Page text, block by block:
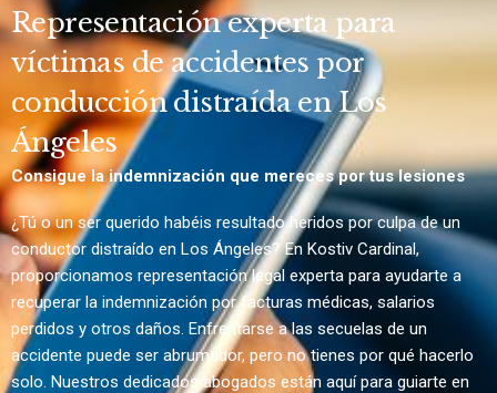
Representación experta para
víctimas de accidentes por
conducción distraída en Los
Ángeles
Consigue la indemnización que mereces por tus lesiones
¿Tú o un ser querido habéis resultado heridos por culpa de un
conductor distraído en Los Ángeles? En Kostiv Cardinal,
proporcionamos representación legal experta para ayudarte a
recuperar la indemnización por facturas médicas, salarios
perdidos y otros daños. Enfrentarse a las secuelas de un
accidente puede ser abrumador, pero no tienes por qué hacerlo
solo. Nuestros dedicados abogados están aquí para guiarte en